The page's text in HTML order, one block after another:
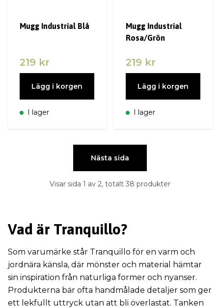
Mugg Industrial Blå
219 kr
Lägg i korgen
I lager
Mugg Industrial
Rosa/Grön
219 kr
Lägg i korgen
I lager
Nästa sida
Visar sida 1 av 2, totalt 38 produkter
Vad är Tranquillo?
Som varumärke står Tranquillo för en varm och
jordnära känsla, där mönster och material hämtar
sin inspiration från naturliga former och nyanser.
Produkterna bär ofta handmålade detaljer som ger
ett lekfullt uttryck utan att bli överlastat. Tanken